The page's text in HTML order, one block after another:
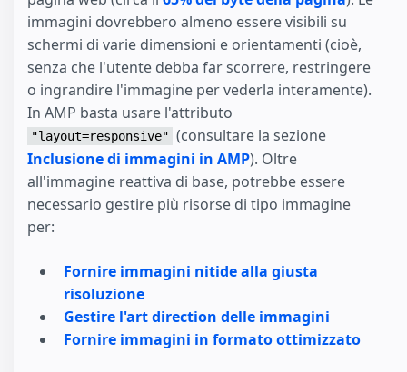
immagini dovrebbero almeno essere visibili su
schermi di varie dimensioni e orientamenti (cioè,
senza che l'utente debba far scorrere, restringere
o ingrandire l'immagine per vederla interamente).
In AMP basta usare l'attributo
"layout=responsive" (consultare la sezione
Inclusione di immagini in AMP). Oltre
all'immagine reattiva di base, potrebbe essere
necessario gestire più risorse di tipo immagine
per:
Fornire immagini nitide alla giusta
risoluzione
Gestire l'art direction delle immagini
Fornire immagini in formato ottimizzato